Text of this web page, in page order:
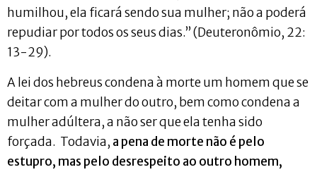
humilhou, ela ficará sendo sua mulher; não a poderá
repudiar por todos os seus dias.” (Deuteronômio, 22:
13-29).
A lei dos hebreus condena à morte um homem que se
deitar com a mulher do outro, bem como condena a
mulher adúltera, a não ser que ela tenha sido
forçada. Todavia, a pena de morte não é pelo
estupro, mas pelo desrespeito ao outro homem,